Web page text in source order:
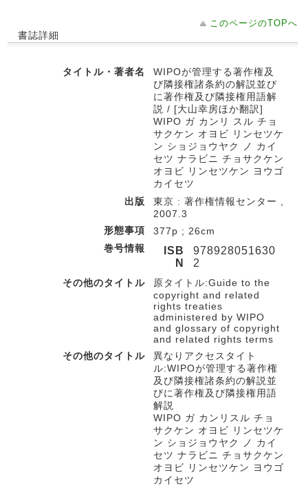
このページのTOPへ
書誌詳細
タイトル・著者名
WIPOが管理する著作権及
び隣接権諸条約の解説並び
に著作権及び隣接権用語解
説 / [大山幸房ほか翻訳]
WIPO ガ カンリ スル チョ
サクケン オヨビ リンセツケ
ン ショジョウヤク ノ カイ
セツ ナラビニ チョサクケン
オヨビ リンセツケン ヨウゴ
カイセツ
出版
東京 : 著作権情報センター ,
2007.3
形態事項
377p ; 26cm
巻号情報
ISB
N
978928051630
2
その他のタイトル
原タイトル:Guide to the
copyright and related
rights treaties
administered by WIPO
and glossary of copyright
and related rights terms
その他のタイトル
異なりアクセスタイト
ル:WIPOが管理する著作権
及び隣接権諸条約の解説並
びに著作権及び隣接権用語
解説
WIPO ガ カンリスル チョ
サクケン オヨビ リンセツケ
ン ショジョウヤク ノ カイ
セツ ナラビニ チョサクケン
オヨビ リンセツケン ヨウゴ
カイセツ